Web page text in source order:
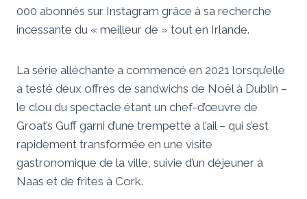
000 abonnés sur Instagram grâce à sa recherche
incessante du « meilleur de » tout en Irlande.
La série alléchante a commencé en 2021 lorsqu’elle
a testé deux offres de sandwichs de Noël à Dublin –
le clou du spectacle étant un chef-d’œuvre de
Groat’s Guff garni d’une trempette à l’ail – qui s’est
rapidement transformée en une visite
gastronomique de la ville, suivie d’un déjeuner à
Naas et de frites à Cork.